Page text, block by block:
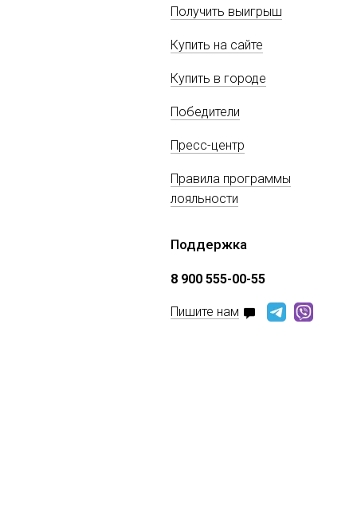
Получить выигрыш
Купить на сайте
Купить в городе
Победители
Пресс-центр
Правила программы
лояльности
Поддержка
8 900 555-00-55
Пишите нам